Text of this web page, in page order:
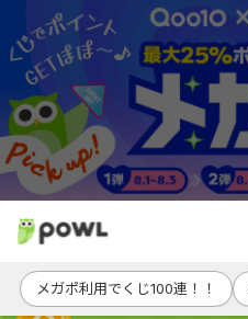
メガポ利用でくじ100連！！